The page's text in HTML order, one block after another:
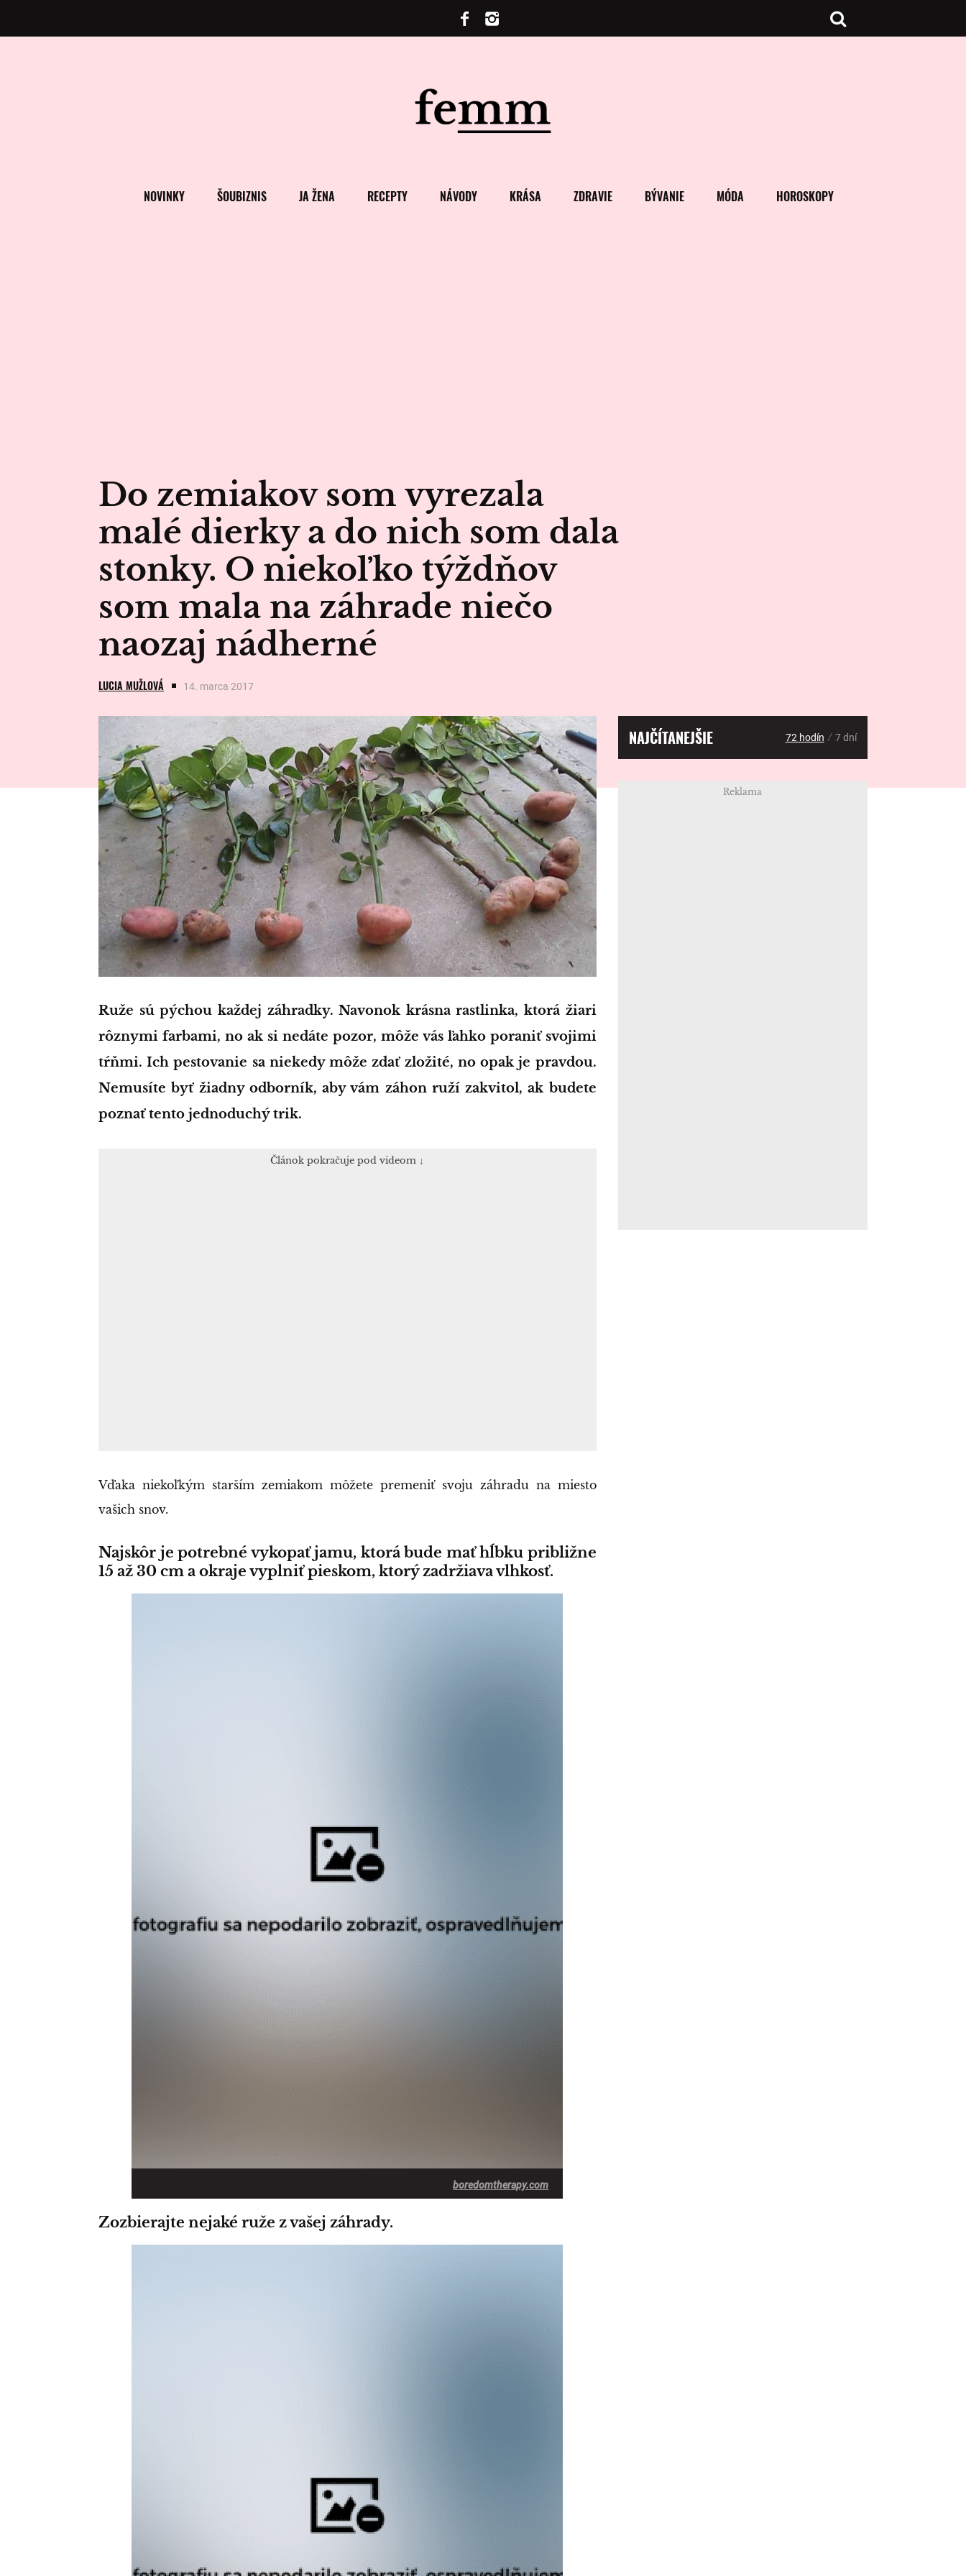
NOVINKY ŠOUBIZNIS JA ŽENA RECEPTY NÁVODY KRÁSA ZDRAVIE BÝVANIE MÓDA HOROSKOPY
Do zemiakov som vyrezala
malé dierky a do nich som dala
stonky. O niekoľko týždňov
som mala na záhrade niečo
naozaj nádherné
LUCIA MUŽLOVÁ 14. marca 2017
Ruže sú pýchou každej záhradky. Navonok krásna rastlinka, ktorá žiari
rôznymi farbami, no ak si nedáte pozor, môže vás ľahko poraniť svojimi
tŕňmi. Ich pestovanie sa niekedy môže zdať zložité, no opak je pravdou.
Nemusíte byť žiadny odborník, aby vám záhon ruží zakvitol, ak budete
poznať tento jednoduchý trik.
Článok pokračuje pod videom ↓
Vďaka niekoľkým starším zemiakom môžete premeniť svoju záhradu na miesto
vašich snov.
Najskôr je potrebné vykopať jamu, ktorá bude mať hĺbku približne
15 až 30 cm a okraje vyplniť pieskom, ktorý zadržiava vlhkosť.
boredomtherapy.com
Zozbierajte nejaké ruže z vašej záhrady.
NAJČÍTANEJŠIE 72 hodín / 7 dní
Reklama